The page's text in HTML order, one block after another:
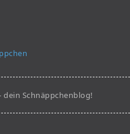
dein Schnäppchenblog!